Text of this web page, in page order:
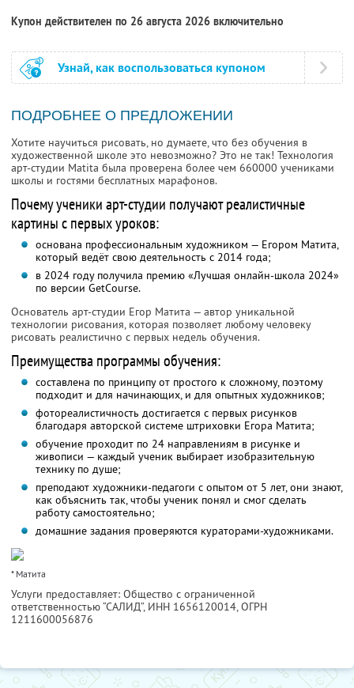
Купон действителен по 26 августа 2026 включительно
Узнай, как воспользоваться купоном
ПОДРОБНЕЕ О ПРЕДЛОЖЕНИИ
Хотите научиться рисовать, но думаете, что без обучения в
художественной школе это невозможно? Это не так! Технология
арт-студии Matita была проверена более чем 660000 учениками
школы и гостями бесплатных марафонов.
Почему ученики арт-студии получают реалистичные
картины с первых уроков:
основана профессиональным художником — Егором Матита,
который ведёт свою деятельность с 2014 года;
в 2024 году получила премию «Лучшая онлайн-школа 2024»
по версии GetCourse.
Основатель арт-студии Егор Матита — автор уникальной
технологии рисования, которая позволяет любому человеку
рисовать реалистично с первых недель обучения.
Преимущества программы обучения:
составлена по принципу от простого к сложному, поэтому
подходит и для начинающих, и для опытных художников;
фотореалистичность достигается с первых рисунков
благодаря авторской системе штриховки Егора Матита;
обучение проходит по 24 направлениям в рисунке и
живописи — каждый ученик выбирает изобразительную
технику по душе;
преподают художники-педагоги с опытом от 5 лет, они знают,
как объяснить так, чтобы ученик понял и смог сделать
работу самостоятельно;
домашние задания проверяются кураторами-художниками.
* Матита
Услуги предоставляет: Общество с ограниченной
ответственностью “САЛИД”, ИНН 1656120014, ОГРН
1211600056876